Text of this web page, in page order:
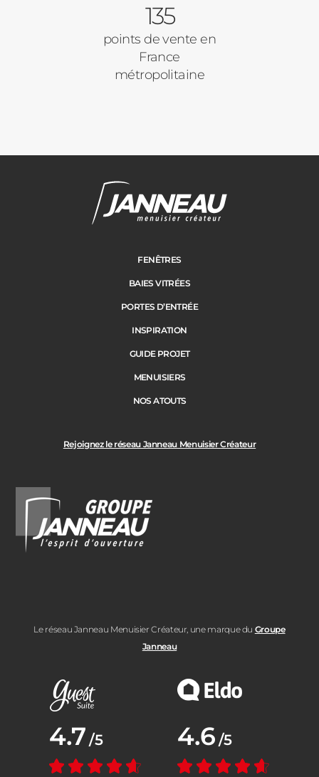
Volets Roulants
Pergolas
Cloture
Suivant
Adresse des travaux
Code Postal des travaux
135
points de vente en
France
métropolitaine
Rejoignez le réseau Janneau Menuisier Créateur
Le réseau Janneau Menuisier Créateur, une marque du Groupe
Janneau
FENÊTRES
BAIES VITRÉES
PORTES D’ENTRÉE
INSPIRATION
GUIDE PROJET
MENUISIERS
NOS ATOUTS
Note moyenne :
4.7 /5
Note moyenne :
4.6 /5